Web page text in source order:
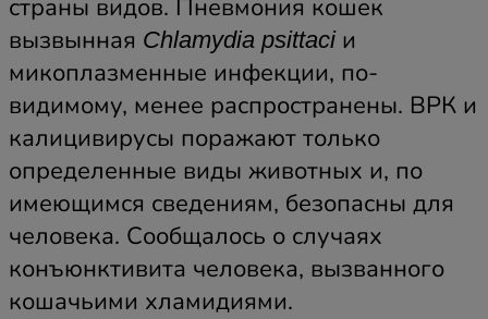
страны видов. Пневмония кошек
вызвынная Chlamydia psittaciи
микоплазменные инфекции, по-
видимому, менее распространены. ВРК и
калицивирусы поражают только
определенные виды животных и, по
имеющимся сведениям, безопасны для
человека. Сообщалось о случаях
конъюнктивита человека, вызванного
кошачьими хламидиями.